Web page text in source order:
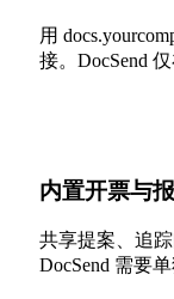
用
接。DocSend
内置开票与
共享提案、追
DocSend 需要